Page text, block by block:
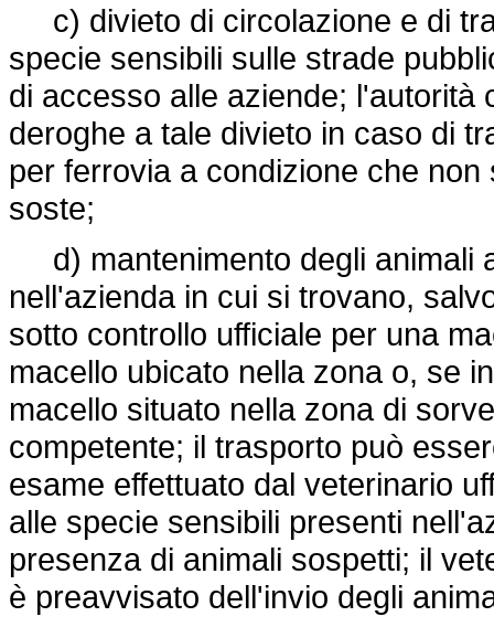
c) divieto di circolazione e di
specie sensibili sulle strade
di accesso alle aziende;
deroghe a tale divieto in caso di
per ferrovia a condizione che
soste;
d) mantenimento degli animali
nell'azienda in cui si trovano,
sotto controllo ufficiale per una
macello ubicato nella zona o, se
macello situato nella zona di
competente; il trasporto può
esame effettuato dal veterinario
alle specie sensibili presenti
presenza di animali sospetti; il
è preavvisato dell'invio degli